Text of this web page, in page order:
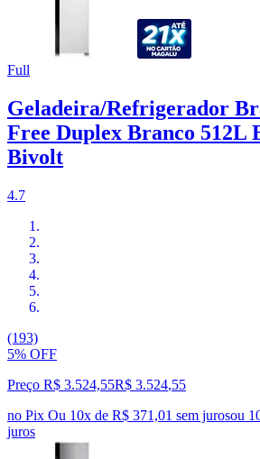
Full
Geladeira/Refrigerador
Free Duplex Branco 512L
Bivolt
4.7
(193)
5% OFF
Preço R$ 3.524,55R$ 3.524,55
no Pix Ou 10x de R$ 371,01 sem jurosou
juros